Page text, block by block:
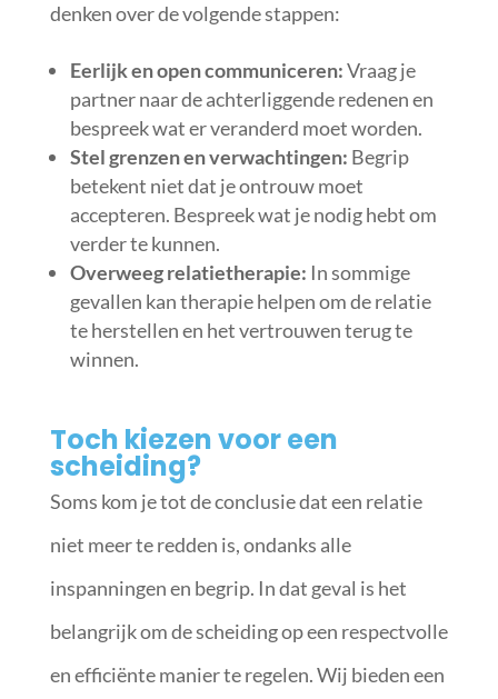
denken over de volgende stappen:
Eerlijk en open communiceren:Vraag je
partner naar de achterliggende redenen en
bespreek wat er veranderd moet worden.
Stel grenzen en verwachtingen: Begrip
betekent niet dat je ontrouw moet
accepteren. Bespreek wat je nodig hebt om
verder te kunnen.
Overweeg relatietherapie: In sommige
gevallen kan therapie helpen om de relatie
te herstellen en het vertrouwen terug te
winnen.
Toch kiezen voor een
scheiding?
Soms kom je tot de conclusie dat een relatie
niet meer te redden is, ondanks alle
inspanningen en begrip. In dat geval is het
belangrijk om de scheiding op een respectvolle
en efficiënte manier te regelen. Wij bieden een